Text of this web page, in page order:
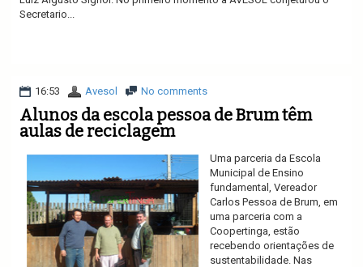
Secretario...
16:53 Avesol No comments
Alunos da escola pessoa de Brum têm
aulas de reciclagem
Uma parceria da Escola
Municipal de Ensino
fundamental, Vereador
Carlos Pessoa de Brum, em
uma parceria com a
Coopertinga, estão
recebendo orientações de
sustentabilidade. Nas